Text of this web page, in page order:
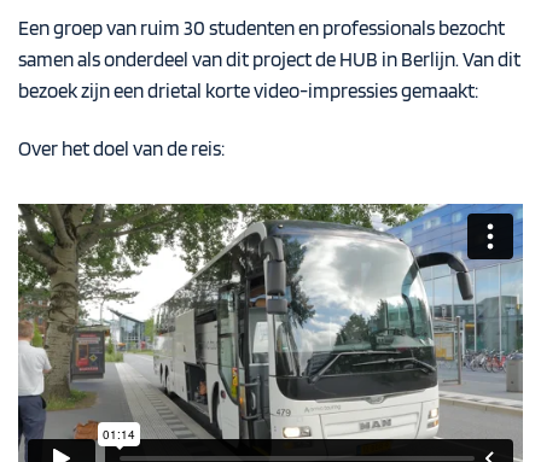
Een groep van ruim 30 studenten en professionals bezocht
samen als onderdeel van dit project de HUB in Berlijn. Van dit
bezoek zijn een drietal korte video-impressies gemaakt:
Over het doel van de reis: